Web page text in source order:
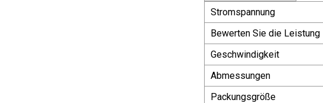
Stromspannung
Bewerten Sie die Leistung
Geschwindigkeit
Abmessungen
Packungsgröße